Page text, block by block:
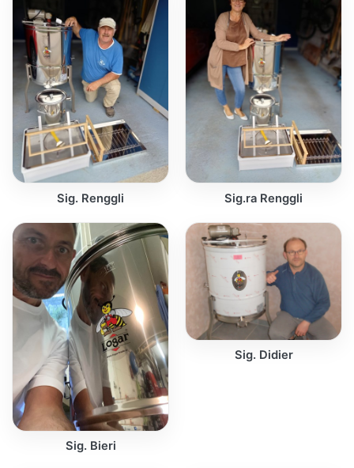
Sig. Renggli Sig.ra Renggli
Sig. Bieri
Sig. Didier